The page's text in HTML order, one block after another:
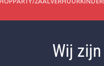
Wij zijn